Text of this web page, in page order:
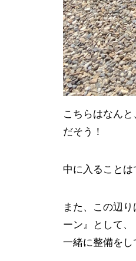
こちらはなん
だそう！
中に入ること
また、この辺
ーン』として
一緒に整備をし